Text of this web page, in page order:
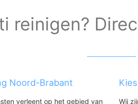
reinigen?
Noord-Brabant
verleent op het gebied van
Wij